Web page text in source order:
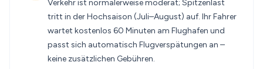
Verkehr ist normalerweise moderat; Spitzenlast
tritt in der Hochsaison (Juli–August) auf. Ihr Fahrer
wartet kostenlos 60 Minuten am Flughafen und
passt sich automatisch Flugverspätungen an –
keine zusätzlichen Gebühren.